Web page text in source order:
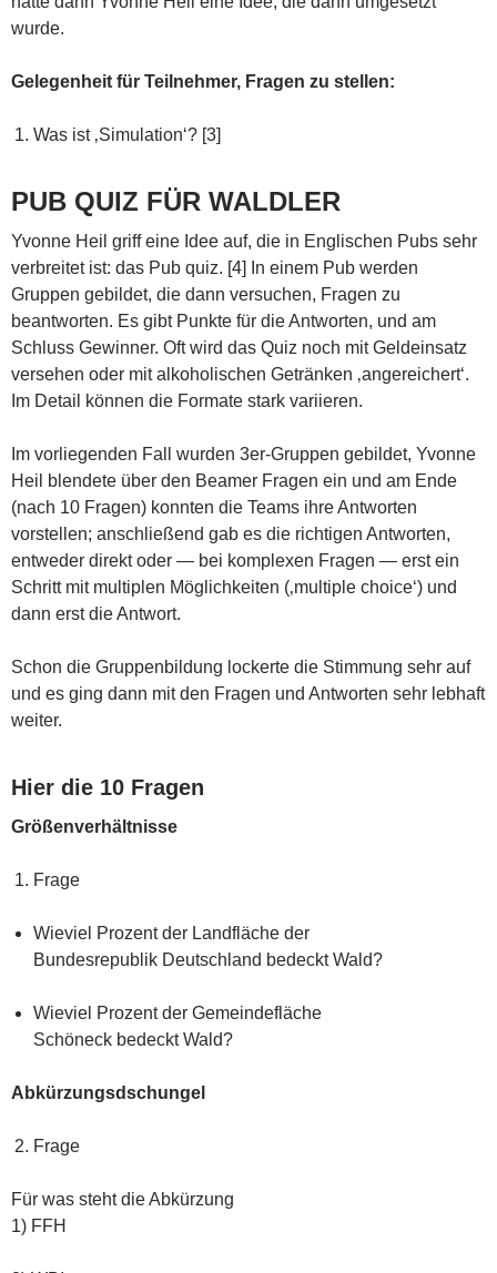
wurde.
Gelegenheit für Teilnehmer, Fragen zu stellen:
Was ist ‚Simulation‘? [3]
PUB QUIZ FÜR WALDLER
Yvonne Heil griff eine Idee auf, die in Englischen Pubs sehr
verbreitet ist: das Pub quiz. [4] In einem Pub werden
Gruppen gebildet, die dann versuchen, Fragen zu
beantworten. Es gibt Punkte für die Antworten, und am
Schluss Gewinner. Oft wird das Quiz noch mit Geldeinsatz
versehen oder mit alkoholischen Getränken ‚angereichert‘.
Im Detail können die Formate stark variieren.
Im vorliegenden Fall wurden 3er-Gruppen gebildet, Yvonne
Heil blendete über den Beamer Fragen ein und am Ende
(nach 10 Fragen) konnten die Teams ihre Antworten
vorstellen; anschließend gab es die richtigen Antworten,
entweder direkt oder — bei komplexen Fragen — erst ein
Schritt mit multiplen Möglichkeiten (‚multiple choice‘) und
dann erst die Antwort.
Schon die Gruppenbildung lockerte die Stimmung sehr auf
und es ging dann mit den Fragen und Antworten sehr lebhaft
weiter.
Hier die 10 Fragen
Größenverhältnisse
Frage
Wieviel Prozent der Landfläche der
Bundesrepublik Deutschland bedeckt Wald?
Wieviel Prozent der Gemeindefläche
Schöneck bedeckt Wald?
Abkürzungsdschungel
Frage
Für was steht die Abkürzung
1) FFH